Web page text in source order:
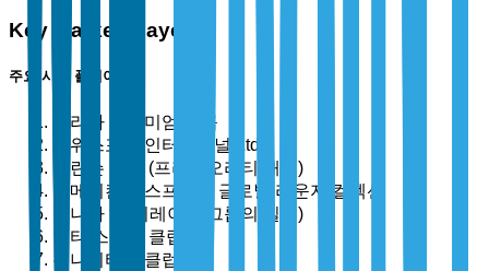
Key Market Players
주요 시장 플레이어
플라자 프리미엄 그룹
스위스포트 인터내셔널 Ltd.
콜린슨 그룹 (프라이오리티 패스)
아메리칸 익스프레스 글로벌 라운지 컬렉션
드나타 (에미레이트 그룹의 일부)
델타 스카이 클럽
유나이티드 클럽